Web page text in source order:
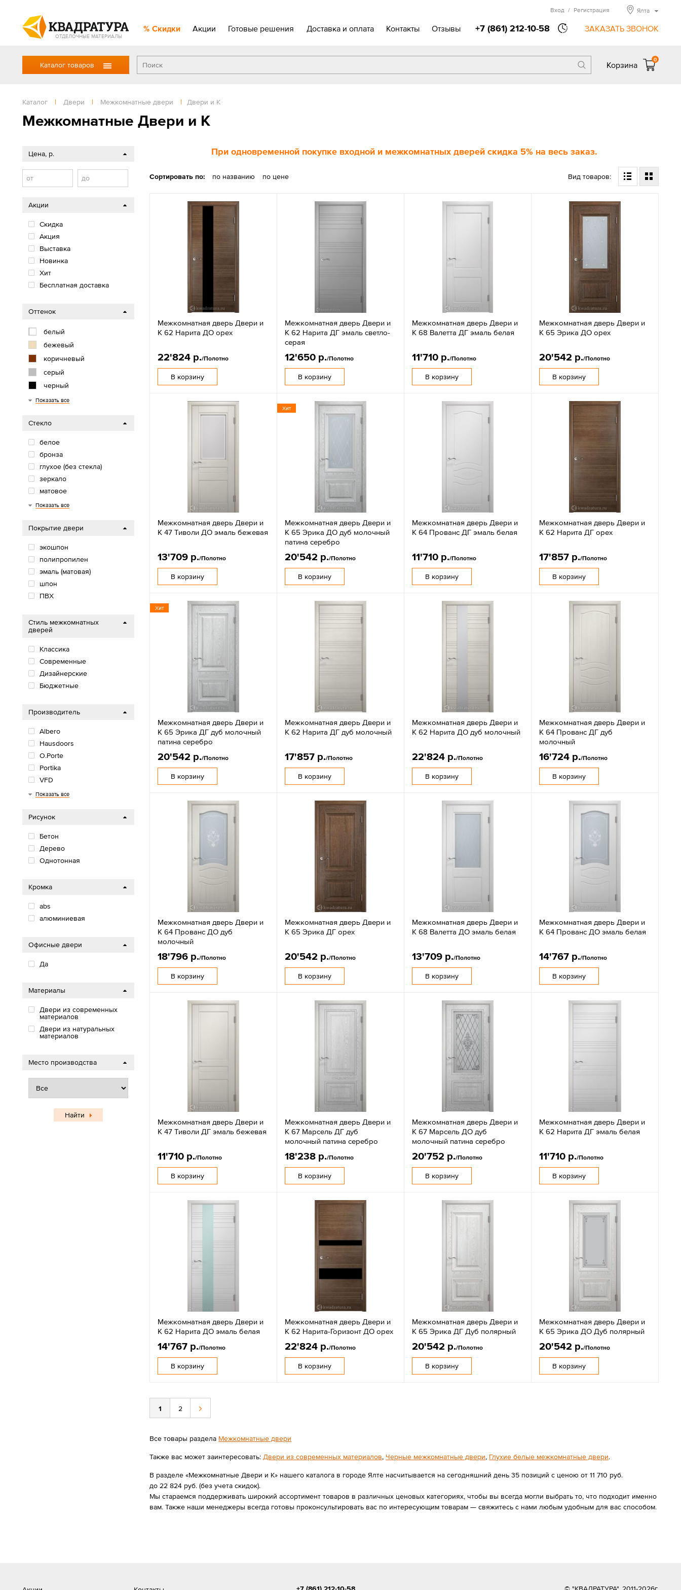
ОТДЕЛОЧНЫЕ МАТЕРИАЛЫ
Скидки Акции Готовые решения Доставка и оплата Контакты Отзывы +7 (861) 212-10-58 ЗАКАЗАТЬ ЗВОНОК
Вход / Регистрация Ялта
Каталог товаров Корзина
0
Каталог | Двери | Межкомнатные двери | Двери и К
Межкомнатные Двери и К
При одновременной покупке входной и межкомнатных дверей скидка 5% на весь заказ.
Сортировать по: по названию по цене Вид товаров:
Межкомнатная дверь Двери и
К 62 Нарита ДО орех
22'824 р./Полотно
В корзину
Межкомнатная дверь Двери и
К 62 Нарита ДГ эмаль светло-
серая
12'650 р./Полотно
В корзину
Межкомнатная дверь Двери и
К 68 Валетта ДГ эмаль белая
11'710 р./Полотно
В корзину
Межкомнатная дверь Двери и
К 65 Эрика ДО орех
20'542 р./Полотно
В корзину
Межкомнатная дверь Двери и
К 47 Тиволи ДО эмаль бежевая
13'709 р./Полотно
В корзину
Хит
Межкомнатная дверь Двери и
К 65 Эрика ДО дуб молочный
патина серебро
20'542 р./Полотно
В корзину
Межкомнатная дверь Двери и
К 64 Прованс ДГ эмаль белая
11'710 р./Полотно
В корзину
Межкомнатная дверь Двери и
К 62 Нарита ДГ орех
17'857 р./Полотно
В корзину
Хит
Межкомнатная дверь Двери и
К 65 Эрика ДГ дуб молочный
патина серебро
20'542 р./Полотно
В корзину
Межкомнатная дверь Двери и
К 62 Нарита ДГ дуб молочный
17'857 р./Полотно
В корзину
Межкомнатная дверь Двери и
К 62 Нарита ДО дуб молочный
22'824 р./Полотно
В корзину
Межкомнатная дверь Двери и
К 64 Прованс ДГ дуб
молочный
16'724 р./Полотно
В корзину
Межкомнатная дверь Двери и
К 64 Прованс ДО дуб
молочный
18'796 р./Полотно
В корзину
Межкомнатная дверь Двери и
К 65 Эрика ДГ орех
20'542 р./Полотно
В корзину
Межкомнатная дверь Двери и
К 68 Валетта ДО эмаль белая
13'709 р./Полотно
В корзину
Межкомнатная дверь Двери и
К 64 Прованс ДО эмаль белая
14'767 р./Полотно
В корзину
Межкомнатная дверь Двери и
К 47 Тиволи ДГ эмаль бежевая
11'710 р./Полотно
В корзину
Межкомнатная дверь Двери и
К 67 Марсель ДГ дуб
молочный патина серебро
18'238 р./Полотно
В корзину
Межкомнатная дверь Двери и
К 67 Марсель ДО дуб
молочный патина серебро
20'752 р./Полотно
В корзину
Межкомнатная дверь Двери и
К 62 Нарита ДГ эмаль белая
11'710 р./Полотно
В корзину
Межкомнатная дверь Двери и
К 62 Нарита ДО эмаль белая
14'767 р./Полотно
В корзину
Межкомнатная дверь Двери и
К 62 Нарита-Горизонт ДО орех
22'824 р./Полотно
В корзину
Межкомнатная дверь Двери и
К 65 Эрика ДГ Дуб полярный
20'542 р./Полотно
В корзину
Межкомнатная дверь Двери и
К 65 Эрика ДО Дуб полярный
20'542 р./Полотно
В корзину
1 2
Все товары раздела Межкомнатные двери
Также вас может заинтересовать: Двери из современных материалов,Черные межкомнатные двери, Глухие белые межкомнатные двери.
В разделе «Межкомнатные Двери и К» нашего каталога в городе Ялте насчитывается на сегодняшний день 35 позиций с ценою от 11 710 руб.
до 22 824 руб. (без учета скидок).
Мы стараемся поддерживать широкий ассортимент товаров в различных ценовых категориях, чтобы вы всегда могли выбрать то, что подходит именно
вам. Также наши менеджеры всегда готовы проконсультировать вас по интересующим товарам — свяжитесь с нами любым удобным для вас способом.
Цена, р.
от до
Акции
Скидка
Акция
Выставка
Новинка
Хит
Бесплатная доставка
Оттенок
белый
бежевый
коричневый
серый
черный
красный
Показать все
Стекло
белое
бронза
глухое (без стекла)
зеркало
матовое
серое
черное
Показать все
Покрытие двери
экошпон
полипропилен
эмаль (матовая)
шпон
ПВХ
Стиль межкомнатных
дверей
Классика
Современные
Дизайнерские
Бюджетные
Производитель
Albero
Hausdoors
O.Porte
Portika
VFD
Двери и К
Мilyana
Юни
Показать все
Рисунок
Бетон
Дерево
Однотонная
Кромка
abs
алюминиевая
Офисные двери
Да
Материалы
Двери из современных
материалов
Двери из натуральных
материалов
Место производства
Найти
+7 (861) 212-10-58 © "КВАДРАТУРА", 2011-2026г.